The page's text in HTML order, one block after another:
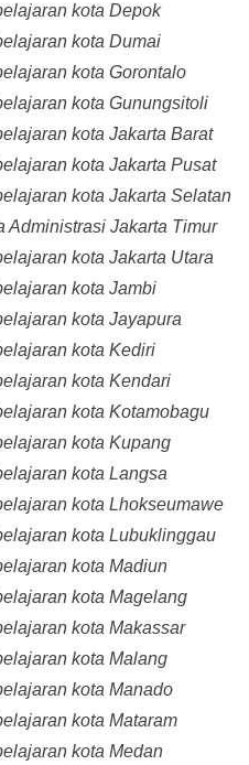
kota Depok
kota Dumai
kota Gorontalo
kota Gunungsitoli
kota Jakarta Barat
kota Jakarta Pusat
kota Jakarta Selatan
Administrasi Jakarta Timur
kota Jakarta Utara
kota Jambi
kota Jayapura
kota Kediri
kota Kendari
kota Kotamobagu
kota Kupang
kota Langsa
kota Lhokseumawe
kota Lubuklinggau
kota Madiun
kota Magelang
kota Makassar
kota Malang
kota Manado
kota Mataram
kota Medan